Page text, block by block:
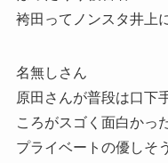
袴田ってノンスタ井上
名無しさん
原田さんが普段は口下
ころがスゴく面白かっ
プライベートの優しそ